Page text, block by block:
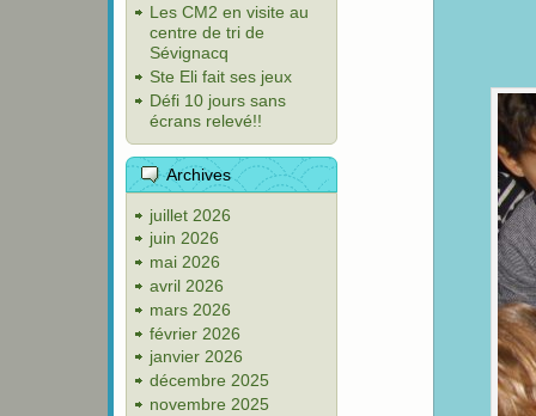
Les CM2 en visite au
centre de tri de
Sévignacq
Ste Eli fait ses jeux
Défi 10 jours sans
écrans relevé!!
Archives
juillet 2026
juin 2026
mai 2026
avril 2026
mars 2026
février 2026
janvier 2026
décembre 2025
novembre 2025